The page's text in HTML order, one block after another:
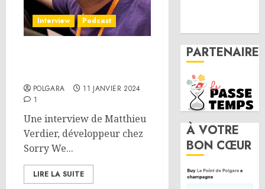
Interview Podcast
POLGARA
11 JANVIER 2024
1
Une interview de Matthieu
Verdier, développeur chez
Sorry We...
LIRE LA SUITE
PARTENAIRE
À VOTRE
BON CŒUR